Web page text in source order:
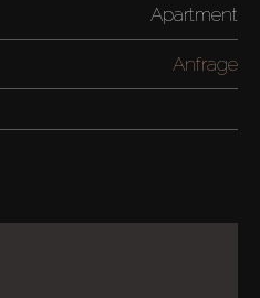
Apartment
Anfrage